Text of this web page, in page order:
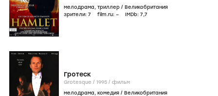
мелодрама, триллер / Великобритания
зрители: 7 film.ru: – IMDb: 7,7
Гротеск
Grotesque / 1995 / фильм
мелодрама, комедия / Великобритания